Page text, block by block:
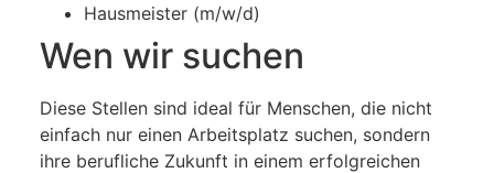
Hausmeister (m/w/d)
Wen wir suchen
Diese Stellen sind ideal für Menschen, die nicht
einfach nur einen Arbeitsplatz suchen, sondern
ihre berufliche Zukunft in einem erfolgreichen